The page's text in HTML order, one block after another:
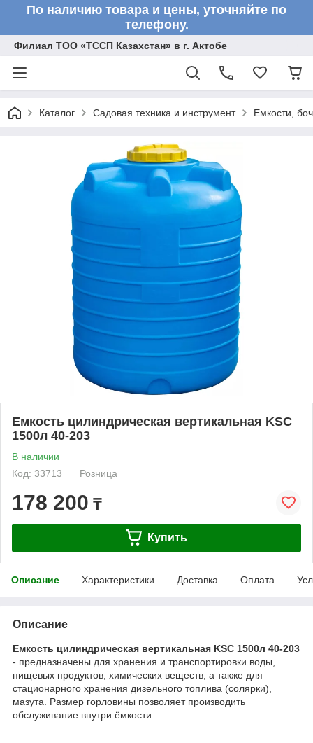
По наличию товара и цены, уточняйте по
телефону.
Филиал ТОО «ТССП Казахстан» в г. Актобе
Каталог Садовая техника и инструмент Емкости,
Емкость цилиндрическая вертикальная KSC
1500л 40-203
В наличии
Код: 33713
Розница
178 200 ₸
Купить
Описание Характеристики Доставка Оплата
Описание
Емкость цилиндрическая вертикальная KSC 1500л 40-203
- предназначены для хранения и транспортировки воды,
пищевых продуктов, химических веществ, а также для
стационарного хранения дизельного топлива (солярки),
мазута. Размер горловины позволяет производить
обслуживание внутри ёмкости.